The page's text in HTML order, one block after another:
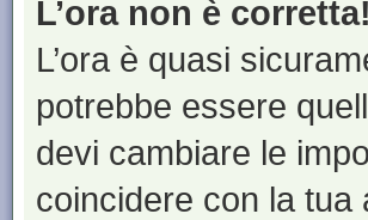
L’ora non è corretta!
L’ora è quasi
potrebbe essere
devi cambiare le
coincidere con la tua